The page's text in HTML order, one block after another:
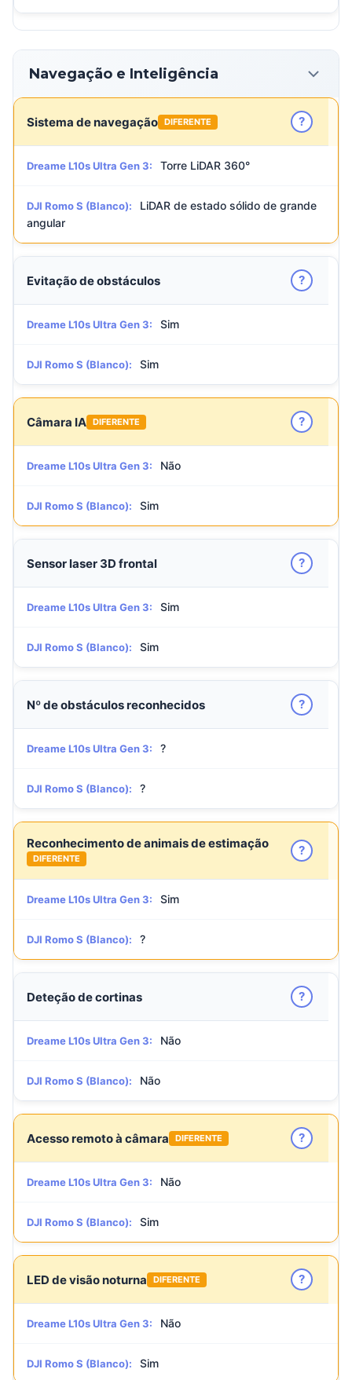
Navegação e Inteligência
Sistema de navegação DIFERENTE ?
Dreame L10s Ultra Gen 3: Torre LiDAR 360°
DJI Romo S (Blanco):
LiDAR de estado sólido de grande
angular
Evitação de obstáculos ?
Dreame L10s Ultra Gen 3: Sim
DJI Romo S (Blanco): Sim
Câmara IA DIFERENTE ?
Dreame L10s Ultra Gen 3: Não
DJI Romo S (Blanco): Sim
Sensor laser 3D frontal ?
Dreame L10s Ultra Gen 3: Sim
DJI Romo S (Blanco): Sim
Nº de obstáculos reconhecidos ?
Dreame L10s Ultra Gen 3: ?
DJI Romo S (Blanco): ?
Reconhecimento de animais de estimação
DIFERENTE
?
Dreame L10s Ultra Gen 3: Sim
DJI Romo S (Blanco): ?
Deteção de cortinas ?
Dreame L10s Ultra Gen 3: Não
DJI Romo S (Blanco): Não
Acesso remoto à câmara DIFERENTE ?
Dreame L10s Ultra Gen 3: Não
DJI Romo S (Blanco): Sim
LED de visão noturna DIFERENTE ?
Dreame L10s Ultra Gen 3: Não
DJI Romo S (Blanco): Sim